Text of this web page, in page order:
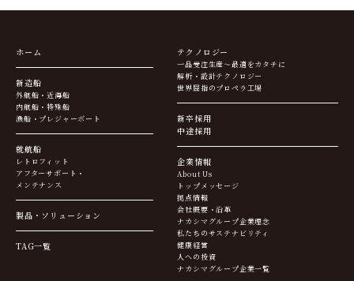
ホーム
新造船
外航船・近海船
内航船・特殊船
漁船・プレジャーボート
就航船
レトロフィット
アフターサポート・
メンテナンス
製品・ソリューション
TAG一覧
テクノロジー
一品受注生産～最適をカタチに
解析・設計テクノロジー
世界屈指のプロペラ工場
新卒採用
中途採用
企業情報
About Us
トップメッセージ
拠点情報
会社概要・沿革
ナカシマグループ企業理念
私たちのサステナビリティ
健康経営
人への投資
ナカシマグループ企業一覧